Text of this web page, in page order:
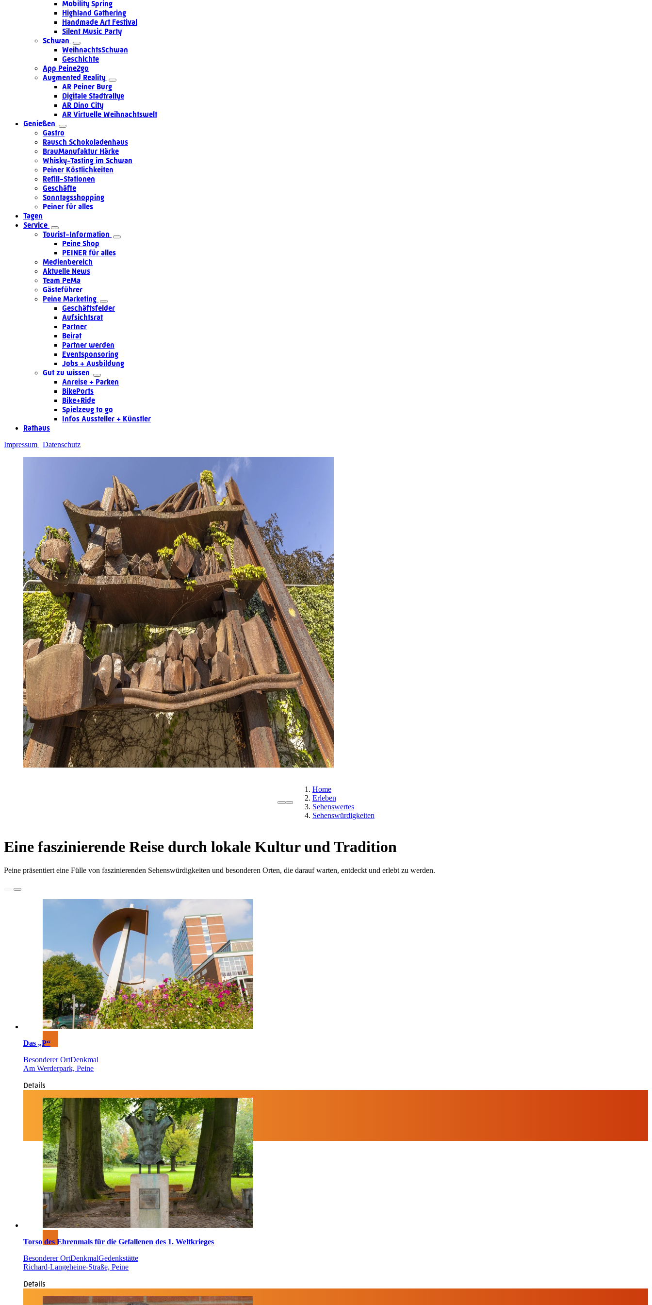
Mobility Spring
Highland Gathering
Handmade Art Festival
Silent Music Party
Schwan
WeihnachtsSchwan
Geschichte
App Peine2go
Augmented Reality
AR Peiner Burg
Digitale Stadtrallye
AR Dino City
AR Virtuelle Weihnachtswelt
Genießen
Gastro
Rausch Schokoladenhaus
BrauManufaktur Härke
Whisky-Tasting im Schwan
Peiner Köstlichkeiten
Refill-Stationen
Geschäfte
Sonntagsshopping
Peiner für alles
Tagen
Service
Tourist-Information
Peine Shop
PEINER für alles
Medienbereich
Aktuelle News
Team PeMa
Gästeführer
Peine Marketing
Geschäftsfelder
Aufsichtsrat
Partner
Beirat
Partner werden
Eventsponsoring
Jobs + Ausbildung
Gut zu wissen
Anreise + Parken
BikePorts
Bike+Ride
Spielzeug to go
Infos Aussteller + Künstler
Rathaus
Impressum Datenschutz
Home
Erleben
Sehenswertes
Sehenswürdigkeiten
Eine faszinierende Reise durch lokale Kultur und Tradition
Peine präsentiert eine Fülle von faszinierenden Sehenswürdigkeiten und besonderen Orten, die darauf warten, entdeckt und erlebt zu werden.
Das „P“
Besonderer OrtDenkmal
Am Werderpark, Peine
Details
Torso des Ehrenmals für die Gefallenen des 1. Weltkrieges
Besonderer OrtDenkmalGedenkstätte
Richard-Langeheine-Straße, Peine
Details